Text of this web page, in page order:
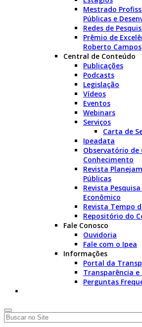
Mestrado
Públicas e
Redes de
Prêmio de
Roberto Campos
Central de Conteúdo
Publicações
Podcasts
Legislação
Vídeos
Eventos
Webinars
Serviços
Carta de
Ipeadata
Observatório de
Conhecimento
Revista
Públicas
Revista
Econômico
Revista Tempo
Repositório do
Fale Conosco
Ouvidoria
Fale com o Ipea
Informações
Portal da
Transparência
Perguntas